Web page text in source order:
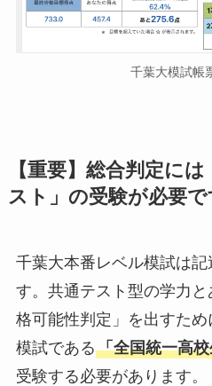
千葉大模試帳
【重要】総合判定に
スト」の受験が必要で
千葉大本番レベル模試は
す。共通テスト型の学力
格可能性判定」を出すた
模試である「全国統一高
受験する必要があります。